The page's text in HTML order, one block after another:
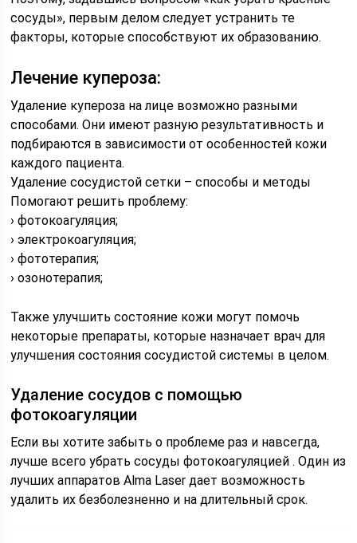
сосуды», первым делом следует устранить те
факторы, которые способствуют их образованию.
Лечение купероза:
Удаление купероза на лице возможно разными
способами. Они имеют разную результативность и
подбираются в зависимости от особенностей кожи
каждого пациента.
Удаление сосудистой сетки – способы и методы
Помогают решить проблему:
› фотокоагуляция;
› электрокоагуляция;
› фототерапия;
› озонотерапия;
Также улучшить состояние кожи могут помочь
некоторые препараты, которые назначает врач для
улучшения состояния сосудистой системы в целом.
Удаление сосудов с помощью
фотокоагуляции
Если вы хотите забыть о проблеме раз и навсегда,
лучше всего убрать сосуды фотокоагуляцией . Один из
лучших аппаратов Alma Laser дает возможность
удалить их безболезненно и на длительный срок.